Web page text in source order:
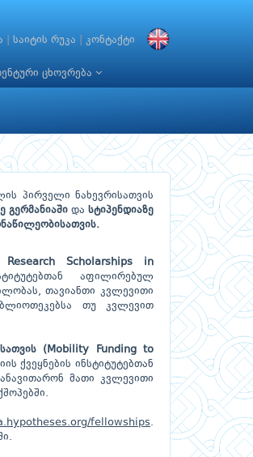
საიტის რუკა კონტაქტი
ცხოვრება
პირველი ნახევრისათვის
გერმანიაში დასტიპენდიაზე
Research Scholarships in
აფილირებულ
თავიანთი კვლევითი
თუ კვლევით
(Mobility Funding to
ქვეყნების ინსტიტუტებთან
მათი კვლევითი
fellowships.